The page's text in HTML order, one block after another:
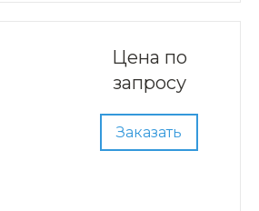
Цена по
запросу
Заказать